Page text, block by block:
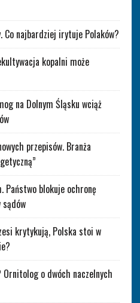
Co najbardziej irytuje Polaków?
kopalni może
na Dolnym Śląsku wciąż
przepisów. Branża
Państwo blokuje ochronę
krytykują, Polska stoi w
o dwóch naczelnych